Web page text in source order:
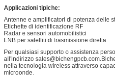
Applicazioni tipiche:
Antenne e amplificatori di potenza delle
Etichette di identificazione RF
Radar e sensori automobilistici
LNB per satelliti di trasmissione diretta
Per qualsiasi supporto o assistenza
all'indirizzo
nella tecnologia wireless attraverso
microonde.